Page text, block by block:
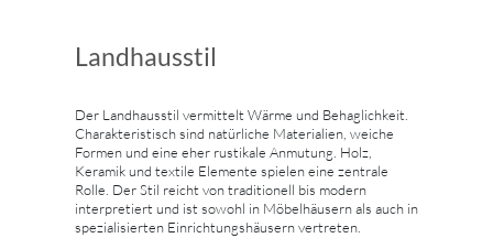
Landhausstil
Der Landhausstil vermittelt Wärme und Behaglichkeit.
Charakteristisch sind natürliche Materialien, weiche
Formen und eine eher rustikale Anmutung. Holz,
Keramik und textile Elemente spielen eine zentrale
Rolle. Der Stil reicht von traditionell bis modern
interpretiert und ist sowohl in Möbelhäusern als auch in
spezialisierten Einrichtungshäusern vertreten.